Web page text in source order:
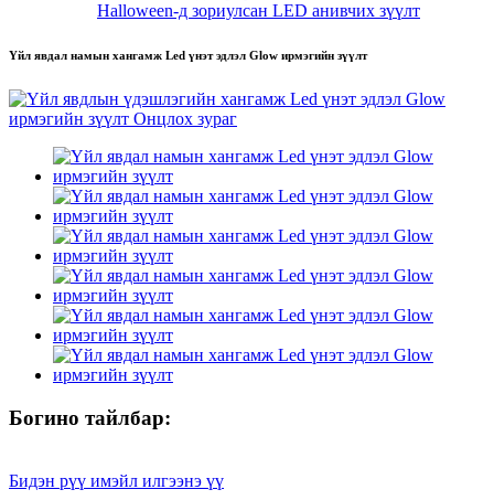
Halloween-д зориулсан LED анивчих зүүлт
Үйл явдал намын хангамж Led үнэт эдлэл Glow ирмэгийн зүүлт
Богино тайлбар:
Бидэн рүү имэйл илгээнэ үү